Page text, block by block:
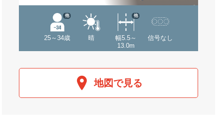
25～34歳
他
晴
幅5.5～
13.0m
他
信号なし
地図で見る